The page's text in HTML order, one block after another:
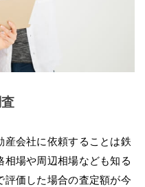
会社に依頼することは鉄
場や周辺相場なども知る
評価した場合の査定額が今